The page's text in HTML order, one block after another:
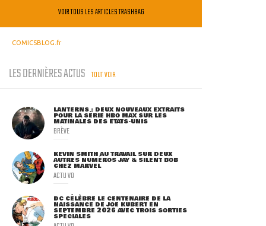
VOIR TOUS LES ARTICLES TRASHBAG
COMICSBLOG.fr
LES DERNIÈRES ACTUS TOUT VOIR
LANTERNS : DEUX NOUVEAUX EXTRAITS
POUR LA SÉRIE HBO MAX SUR LES
MATINALES DES ETATS-UNIS
BRÈVE
KEVIN SMITH AU TRAVAIL SUR DEUX
AUTRES NUMÉROS JAY & SILENT BOB
CHEZ MARVEL
ACTU VO
DC CÉLÈBRE LE CENTENAIRE DE LA
NAISSANCE DE JOE KUBERT EN
SEPTEMBRE 2026 AVEC TROIS SORTIES
SPÉCIALES